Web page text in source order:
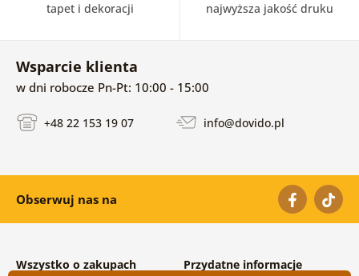
tapet i dekoracji najwyższa jakość druku
Wsparcie klienta
w dni robocze Pn-Pt: 10:00 - 15:00
+48 22 153 19 07 info@dovido.pl
Obserwuj nas na
Wszystko o zakupach Przydatne informacje